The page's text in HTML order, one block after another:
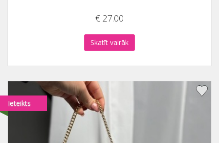
€ 27.00
Skatīt vairāk
Ieteikts